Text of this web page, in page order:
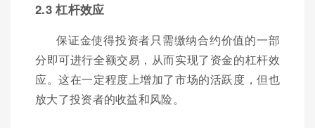
2.3 杠杆效应
保证金使得投资者只需缴纳合约价值的一部
分即可进行全额交易，从而实现了资金的杠杆效
应。这在一定程度上增加了市场的活跃度，但也
放大了投资者的收益和风险。